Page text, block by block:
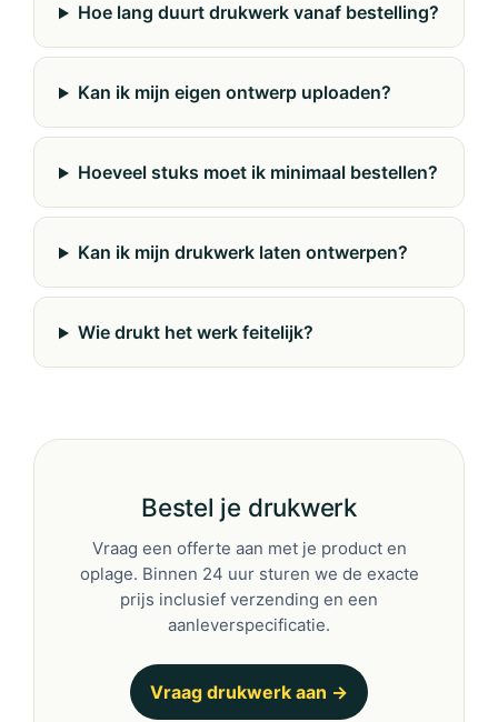
Hoe lang duurt drukwerk vanaf bestelling?
Kan ik mijn eigen ontwerp uploaden?
Hoeveel stuks moet ik minimaal bestellen?
Kan ik mijn drukwerk laten ontwerpen?
Wie drukt het werk feitelijk?
Bestel je drukwerk
Vraag een offerte aan met je product en
oplage. Binnen 24 uur sturen we de exacte
prijs inclusief verzending en een
aanleverspecificatie.
Vraag drukwerk aan →